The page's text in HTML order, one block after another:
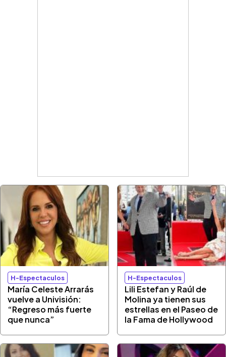
H-Espectaculos
María Celeste Arrarás
vuelve a Univisión:
“Regreso más fuerte
que nunca”
H-Espectaculos
Lili Estefan y Raúl de
Molina ya tienen sus
estrellas en el Paseo de
la Fama de Hollywood